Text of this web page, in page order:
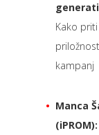
Kako
kampanj
Manca